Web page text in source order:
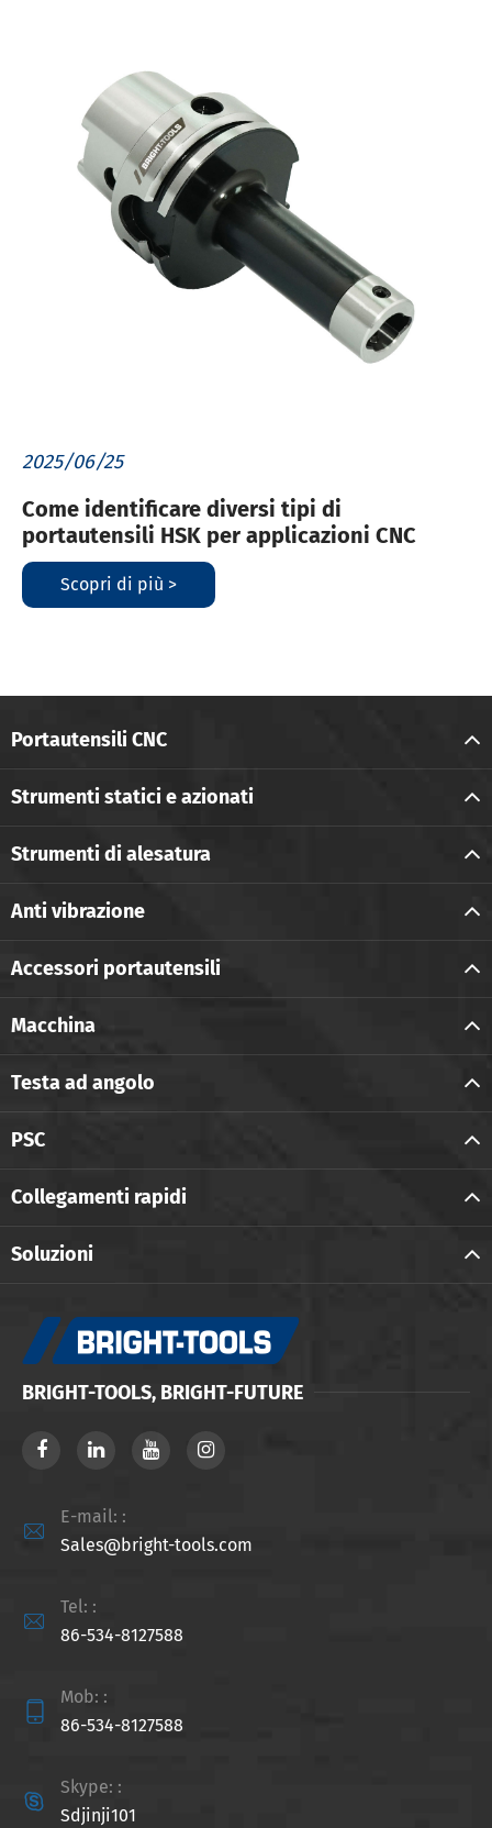
2025/06/25
Come identificare diversi tipi di
portautensili HSK per applicazioni CNC
Scopri di più >
Portautensili CNC
Strumenti statici e azionati
Strumenti di alesatura
Anti vibrazione
Accessori portautensili
Macchina
Testa ad angolo
PSC
Collegamenti rapidi
Soluzioni
BRIGHT-TOOLS, BRIGHT-FUTURE

E-mail: :
Sales@bright-tools.com

Tel: :
86-534-8127588

Mob: :
86-534-8127588

Skype: :
Sdjinji101